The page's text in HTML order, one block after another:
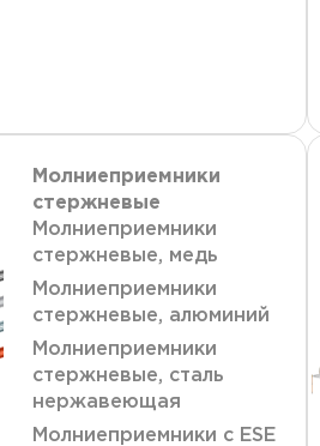
Молниеприемники
стержневые
Молниеприемники
стержневые, медь
Молниеприемники
стержневые, алюминий
Молниеприемники
стержневые, сталь
нержавеющая
Молниеприемники с ESE